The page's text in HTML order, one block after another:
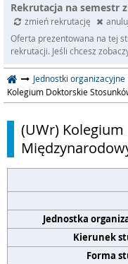
Rekrutacja na semestr
zmień rekrutację
Oferta prezentowana na tej
rekrutacji. Jeśli chcesz
Jednostki organizacyjne
Kolegium Doktorskie
(UWr)
Jednostka
Kierunek
Forma